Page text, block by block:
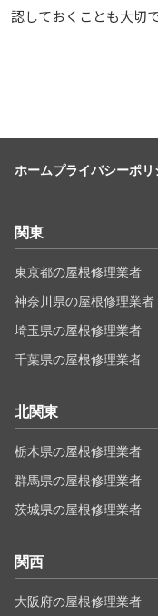
認しておくことも大切で
ホームプライバシーポリ
関東
東京都の屋根修理業者
神奈川県の屋根修理業者
埼玉県の屋根修理業者
千葉県の屋根修理業者
北関東
栃木県の屋根修理業者
群馬県の屋根修理業者
茨城県の屋根修理業者
関西
大阪府の屋根修理業者